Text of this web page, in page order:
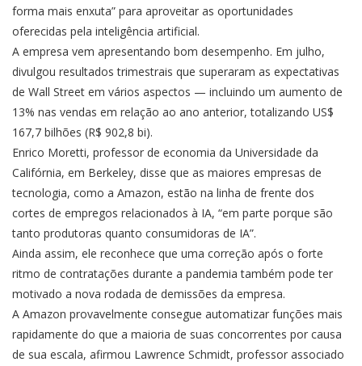
forma mais enxuta” para aproveitar as oportunidades
oferecidas pela inteligência artificial.
A empresa vem apresentando bom desempenho. Em julho,
divulgou resultados trimestrais que superaram as expectativas
de Wall Street em vários aspectos — incluindo um aumento de
13% nas vendas em relação ao ano anterior, totalizando US$
167,7 bilhões (R$ 902,8 bi).
Enrico Moretti, professor de economia da Universidade da
Califórnia, em Berkeley, disse que as maiores empresas de
tecnologia, como a Amazon, estão na linha de frente dos
cortes de empregos relacionados à IA, “em parte porque são
tanto produtoras quanto consumidoras de IA”.
Ainda assim, ele reconhece que uma correção após o forte
ritmo de contratações durante a pandemia também pode ter
motivado a nova rodada de demissões da empresa.
A Amazon provavelmente consegue automatizar funções mais
rapidamente do que a maioria de suas concorrentes por causa
de sua escala, afirmou Lawrence Schmidt, professor associado